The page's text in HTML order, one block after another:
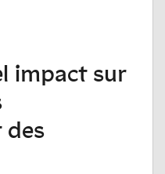
impact sur
des